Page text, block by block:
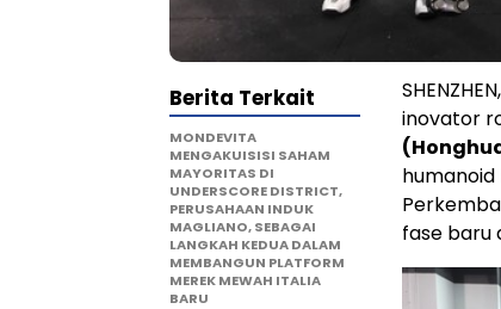
inovator
fase baru
Berita Terkait
MONDEVITA
MENGAKUISISI SAHAM
MAYORITAS DI
UNDERSCORE DISTRICT,
PERUSAHAAN INDUK
MAGLIANO, SEBAGAI
LANGKAH KEDUA DALAM
MEMBANGUN PLATFORM
MEREK MEWAH ITALIA
BARU